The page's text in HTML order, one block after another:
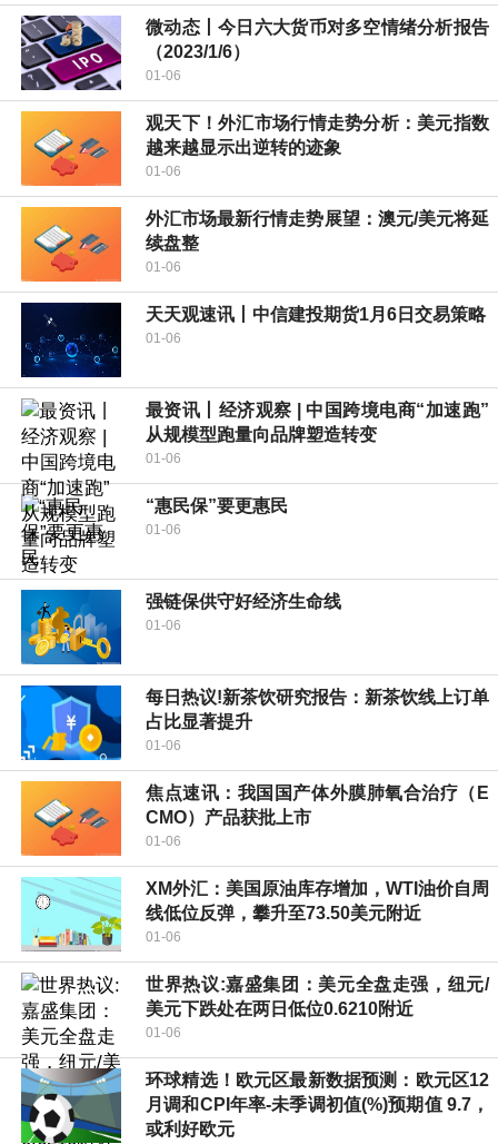
微动态丨今日六大货币对多空情绪分析报告
（2023/1/6）
01-06
观天下！外汇市场行情走势分析：美元指数
越来越显示出逆转的迹象
01-06
外汇市场最新行情走势展望：澳元/美元将延
续盘整
01-06
天天观速讯丨中信建投期货1月6日交易策略
01-06
最资讯丨经济观察 | 中国跨境电商“加速跑”
从规模型跑量向品牌塑造转变
01-06
“惠民保”要更惠民
01-06
强链保供守好经济生命线
01-06
每日热议!新茶饮研究报告：新茶饮线上订单
占比显著提升
01-06
焦点速讯：我国国产体外膜肺氧合治疗（E
CMO）产品获批上市
01-06
XM外汇：美国原油库存增加，WTI油价自周
线低位反弹，攀升至73.50美元附近
01-06
世界热议:嘉盛集团：美元全盘走强，纽元/
美元下跌处在两日低位0.6210附近
01-06
环球精选！欧元区最新数据预测：欧元区12
月调和CPI年率-未季调初值(%)预期值 9.7，
或利好欧元